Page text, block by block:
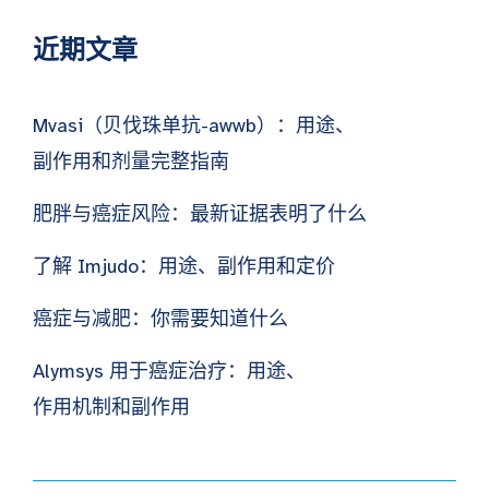
近期文章
Mvasi（贝伐珠单抗-awwb）：用途、
副作用和剂量完整指南
肥胖与癌症风险：最新证据表明了什么
了解 Imjudo：用途、副作用和定价
癌症与减肥：你需要知道什么
Alymsys 用于癌症治疗：用途、
作用机制和副作用